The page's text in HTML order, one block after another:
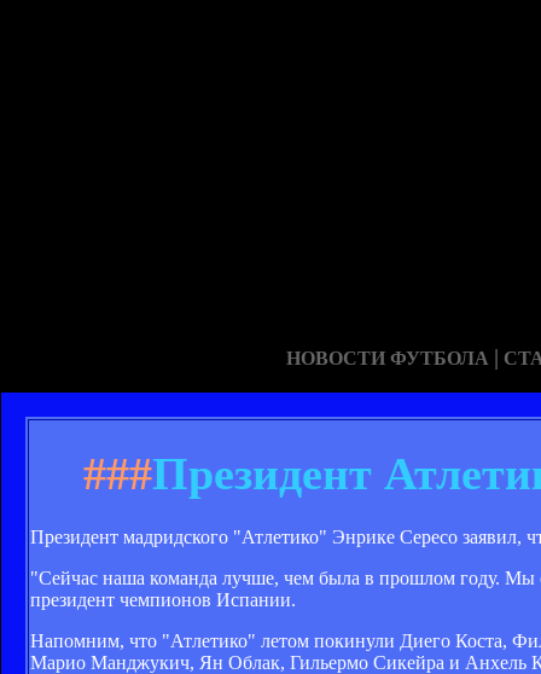
НОВОСТИ ФУТБОЛА |
###Президент
Президент мадридского "Атлетико" Энрике Сересо заявил,
"Сейчас наша команда лучше, чем была в прошлом году. Мы
президент чемпионов Испании.
Напомним, что "Атлетико" летом покинули Диего Коста,
Марио Манджукич, Ян Облак, Гильермо Сикейра и Анхель